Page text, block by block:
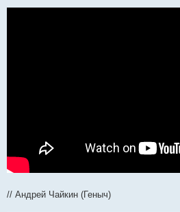
// Андрей Чайкин (Геныч)